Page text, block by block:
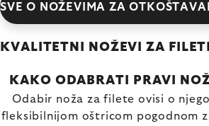
SVE O NOŽEVIMA ZA
KVALITETNI NOŽEVI ZA
KAKO ODABRATI PRAVI
Odabir noža za filete ovisi o
fleksibilnijom oštricom pogodnom